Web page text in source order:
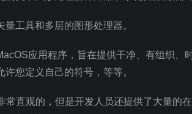
工具和多层的图形处理器。
应用程序，旨在提供干净、有组织
您定义自己的符号，等等。
常直观的，但是开发人员还提供了大量的